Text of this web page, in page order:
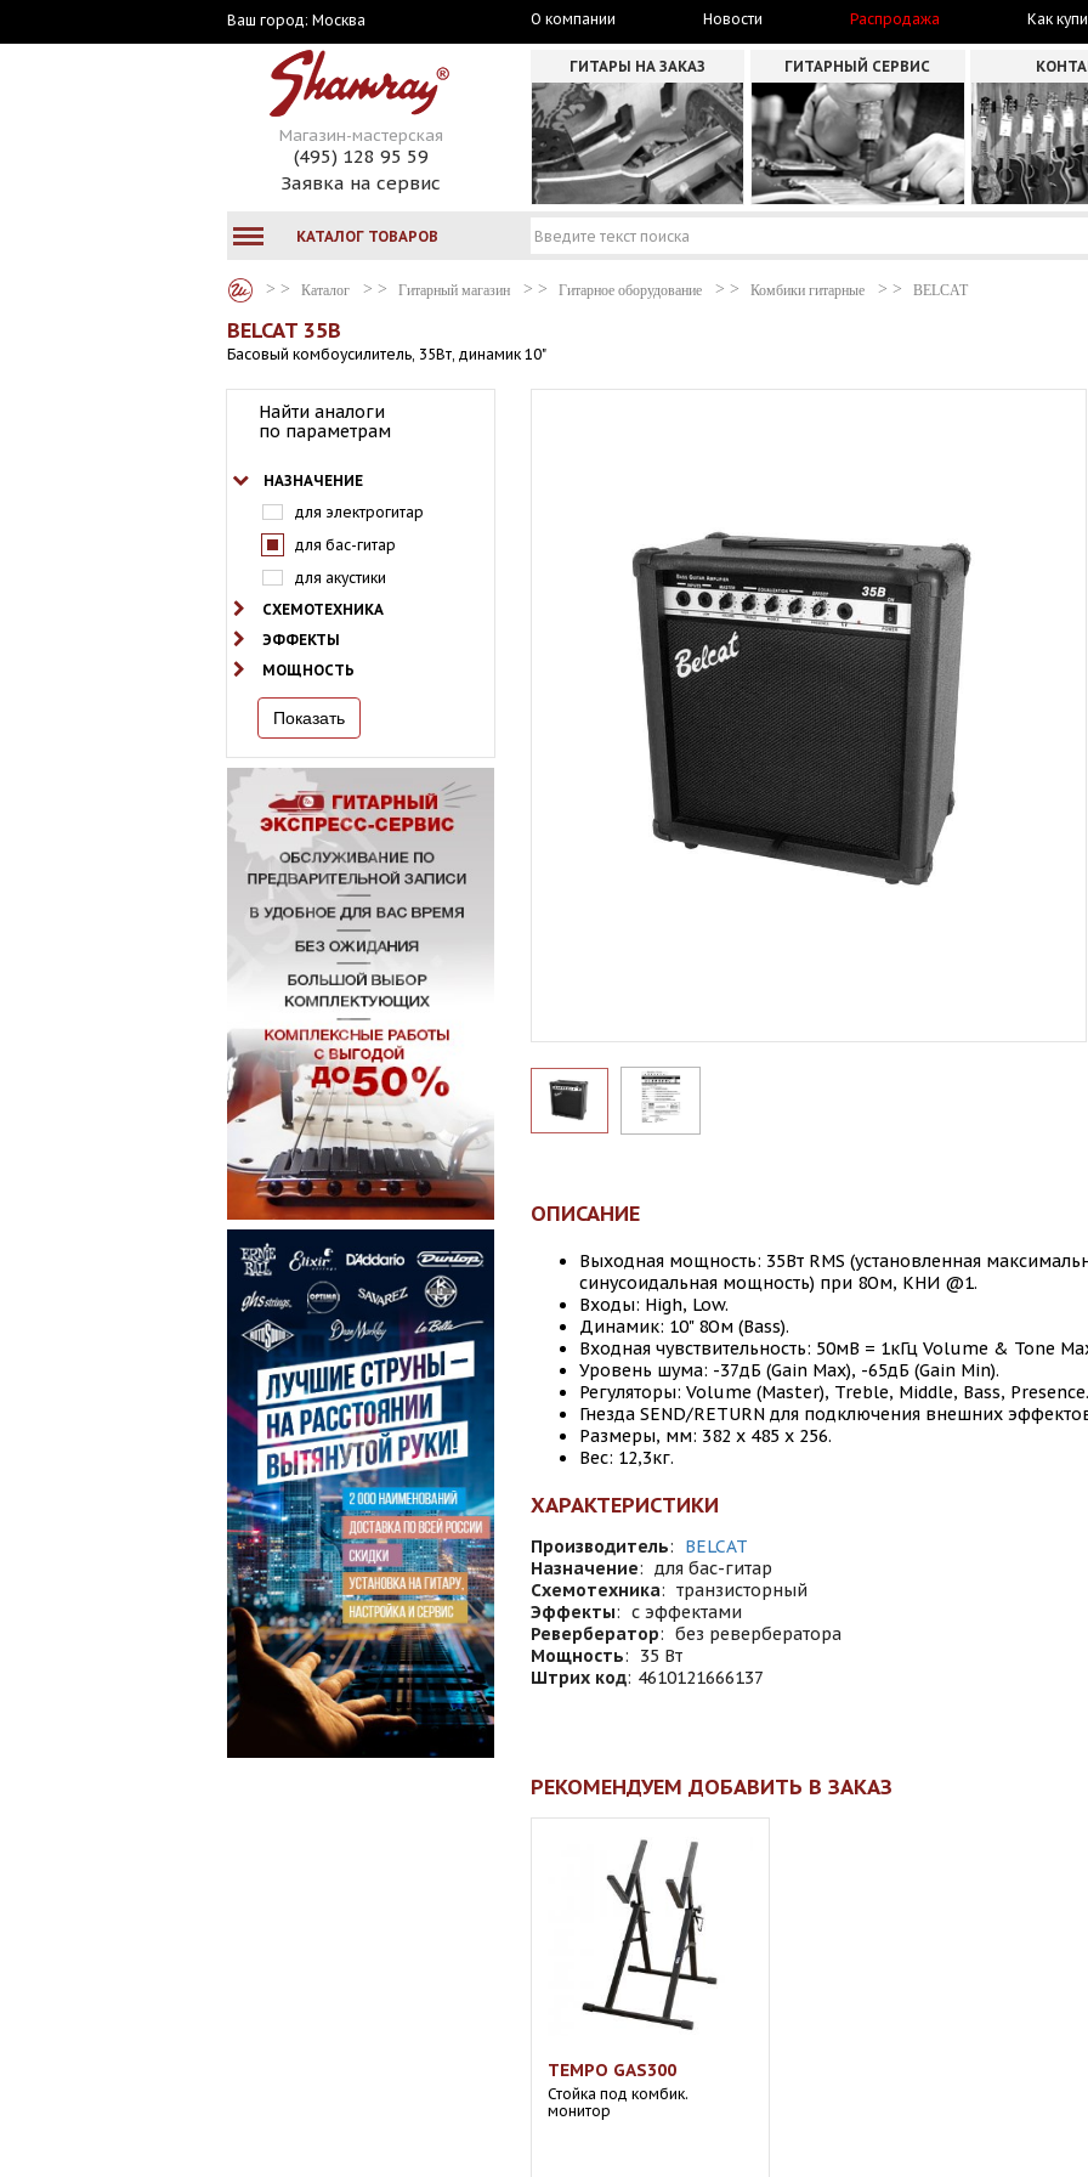
Ваш город: Москва О компании Новости Распродажа Как
Магазин-мастерская
(495) 128 95 59
Заявка на сервис
ГИТАРЫ НА ЗАКАЗ ГИТАРНЫЙ СЕРВИС
КАТАЛОГ ТОВАРОВ
Каталог Гитарный магазин Гитарное оборудование Комбики гитарные BELCAT
BELCAT 35B
Басовый комбоусилитель, 35Вт, динамик 10"
Найти аналоги
по параметрам
НАЗНАЧЕНИЕ
для электрогитар
для бас-гитар
для акустики
СХЕМОТЕХНИКА
ЭФФЕКТЫ
МОЩНОСТЬ
ОПИСАНИЕ
Выходная мощность: 35Вт RMS (установленная
синусоидальная мощность) при 8Ом, КНИ @1.
Входы: High, Low.
Динамик: 10" 8Ом (Bass).
Входная чувствительность: 50мВ = 1кГц Volume & Tone
Уровень шума: -37дБ (Gain Max), -65дБ (Gain Min).
Регуляторы: Volume (Master), Treble, Middle, Bass, Presence.
Гнезда SEND/RETURN для подключения внешних
Размеры, мм: 382 х 485 х 256.
Вес: 12,3кг.
ХАРАКТЕРИСТИКИ
Производитель:
BELCAT
Назначение: для бас-гитар
Схемотехника: транзисторный
Эффекты: с эффектами
Ревербератор: без ревербератора
Мощность:
35 Вт
Штрих код: 4610121666137
РЕКОМЕНДУЕМ ДОБАВИТЬ В ЗАКАЗ
TEMPO GAS300
Стойка под комбик.
монитор